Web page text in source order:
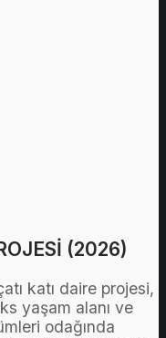
(2026)
katı daire projesi,
yaşam alanı ve
odağında